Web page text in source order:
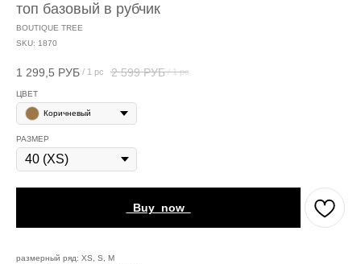
топ базовый в рубчик
BOUTIQUE TREE
SKU: 1870
1 299,5 РУБ / 1 pc 2 599 РУБ / 1 pc
ЦВЕТ
Коричневый
РАЗМЕР
_Buy_now_
размерный ряд: XS, S, M